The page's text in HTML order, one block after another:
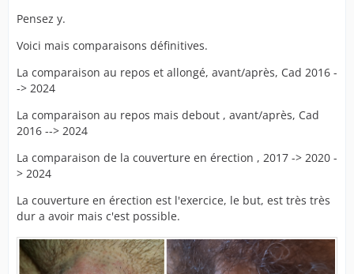
Pensez y.
Voici mais comparaisons définitives.
La comparaison au repos et allongé, avant/après, Cad 2016 -
-> 2024
La comparaison au repos mais debout , avant/après, Cad
2016 --> 2024
La comparaison de la couverture en érection , 2017 -> 2020 -
> 2024
La couverture en érection est l'exercice, le but, est très très
dur a avoir mais c'est possible.